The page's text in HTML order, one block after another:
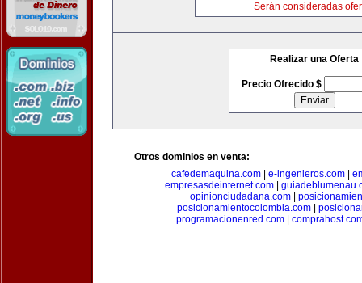
Serán consideradas
Realizar una Oferta
Precio Ofrecido $
Otros dominios en venta:
cafedemaquina.com
e-ingenieros.com
empresasdeinternet.com|
opinionciudadana.com
posicionamientocolombia.com|
programacionenred.com